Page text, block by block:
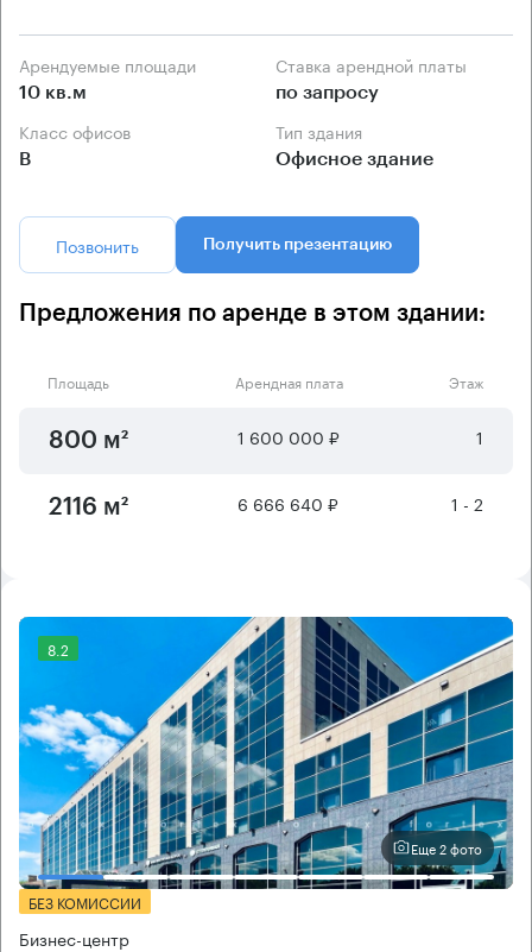
Арендуемые площади
10 кв.м
Ставка арендной платы
по запросу
Класс офисов
B
Тип здания
Офисное здание
Позвонить Получить презентацию
Предложения по аренде в этом здании:
Площадь Арендная плата Этаж
800 м² 1 600 000 ₽ 1
2116 м² 6 666 640 ₽ 1 - 2
8.2
Еще 2 фото
БЕЗ КОМИССИИ
Бизнес-центр